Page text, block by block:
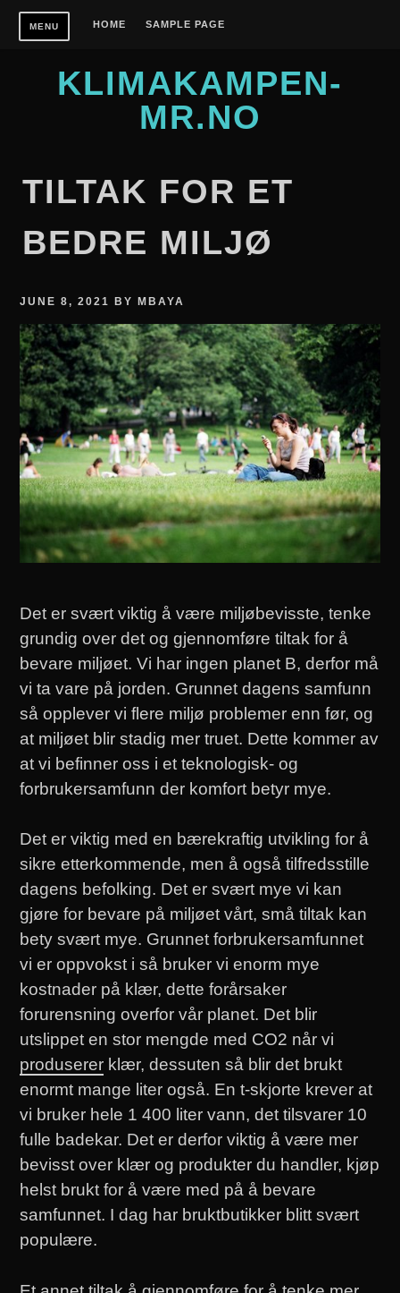
Skip
MENU HOME SAMPLE PAGE
KLIMAKAMPEN-
MR.NO
TILTAK FOR ET
BEDRE MILJØ
JUNE 8, 2021 BY MBAYA
Det er svært viktig å være miljøbevisste, tenke
grundig over det og gjennomføre tiltak for å
bevare miljøet. Vi har ingen planet B, derfor må
vi ta vare på jorden. Grunnet dagens samfunn
så opplever vi flere miljø problemer enn før, og
at miljøet blir stadig mer truet. Dette kommer av
at vi befinner oss i et teknologisk- og
forbrukersamfunn der komfort betyr mye.
Det er viktig med en bærekraftig utvikling for å
sikre etterkommende, men å også tilfredsstille
dagens befolking. Det er svært mye vi kan
gjøre for bevare på miljøet vårt, små tiltak kan
bety svært mye. Grunnet forbrukersamfunnet
vi er oppvokst i så bruker vi enorm mye
kostnader på klær, dette forårsaker
forurensning overfor vår planet. Det blir
utslippet en stor mengde med CO2 når vi
produserer klær, dessuten så blir det brukt
enormt mange liter også. En t-skjorte krever at
vi bruker hele 1 400 liter vann, det tilsvarer 10
fulle badekar. Det er derfor viktig å være mer
bevisst over klær og produkter du handler, kjøp
helst brukt for å være med på å bevare
samfunnet. I dag har bruktbutikker blitt svært
populære.